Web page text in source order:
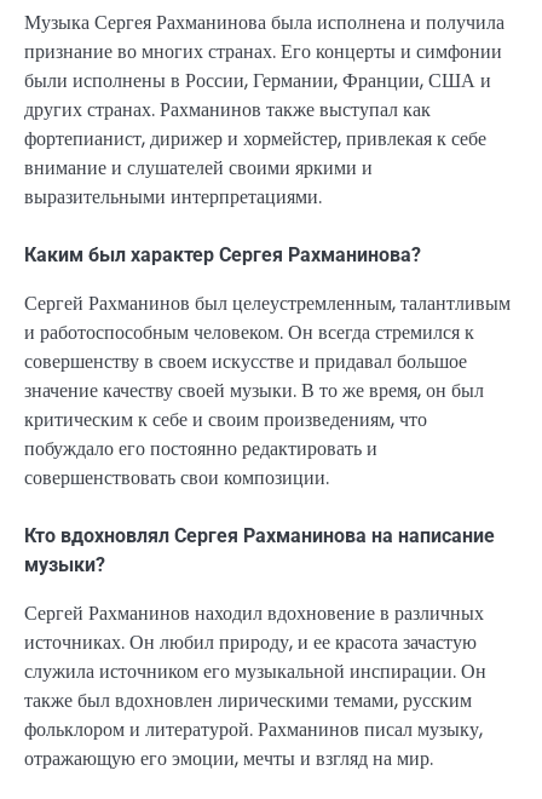
Музыка Сергея Рахманинова была исполнена и получила
признание во многих странах. Его концерты и симфонии
были исполнены в России, Германии, Франции, США и
других странах. Рахманинов также выступал как
фортепианист, дирижер и хормейстер, привлекая к себе
внимание и слушателей своими яркими и
выразительными интерпретациями.
Каким был характер Сергея Рахманинова?
Сергей Рахманинов был целеустремленным, талантливым
и работоспособным человеком. Он всегда стремился к
совершенству в своем искусстве и придавал большое
значение качеству своей музыки. В то же время, он был
критическим к себе и своим произведениям, что
побуждало его постоянно редактировать и
совершенствовать свои композиции.
Кто вдохновлял Сергея Рахманинова на написание
музыки?
Сергей Рахманинов находил вдохновение в различных
источниках. Он любил природу, и ее красота зачастую
служила источником его музыкальной инспирации. Он
также был вдохновлен лирическими темами, русским
фольклором и литературой. Рахманинов писал музыку,
отражающую его эмоции, мечты и взгляд на мир.